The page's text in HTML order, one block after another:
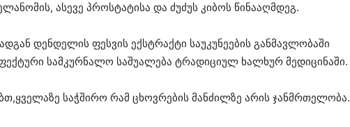
ასევე პროსტატისა და ძუძუს კიბოს წინააღმდეგ.
დენდელის ფესვის ექსტრაქტი საუკუნეების განმავლობაში
სამკურნალო საშუალება ტრადიციულ ხალხურ მედიცინაში.
საჭშირო რამ ცხოვრების მანძილზე არის ჯანმრთელობა.